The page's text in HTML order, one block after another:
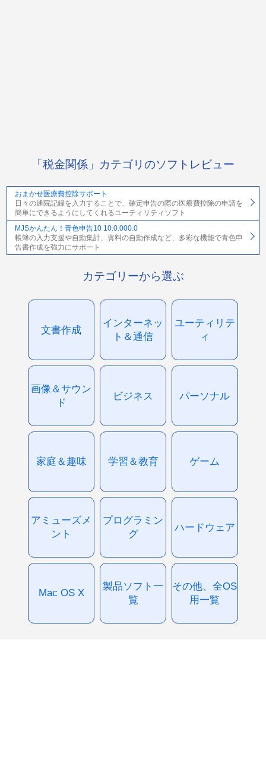
「税金関係」カテゴリのソフトレビュー
おまかせ医療費控除サポート
日々の通院記録を入力することで、確定申告の際の医療費控除の申請を
簡単にできるようにしてくれるユーティリティソフト
MJSかんたん！青色申告10 10.0.000.0
帳簿の入力支援や自動集計、資料の自動作成など、多彩な機能で青色申
告書作成を強力にサポート
カテゴリーから選ぶ
文書作成
インターネッ
ト＆通信
ユーティリテ
ィ
画像＆サウン
ド
ビジネス パーソナル
家庭＆趣味 学習＆教育 ゲーム
アミューズメ
ント
プログラミン
グ
ハードウェア
Mac OS X
製品ソフト一
覧
その他、全OS
用一覧